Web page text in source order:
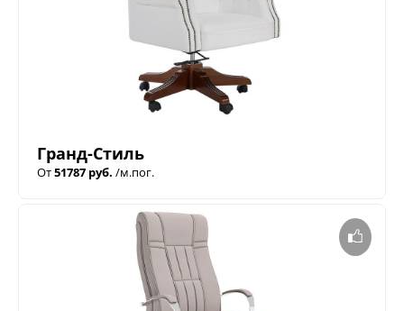
Гранд-Стиль
От51787 руб. /м.пог.